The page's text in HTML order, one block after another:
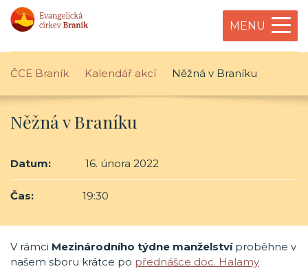
MENU
ČCE Braník Kalendář akcí Něžná v Braníku
Něžná v Braníku
Datum: 16. února 2022
Čas: 19:30
V rámci Mezinárodního týdne manželství proběhne v
našem sboru krátce po přednášce doc. Halamy